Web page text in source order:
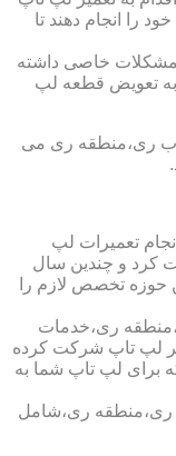
را انجام دهند تا
مشکلات خاصی داشته
به تعویض قطعه لپ
ری،منطقه ری می
تعمیرات لپ
کرد و چندین سال
حوزه تخصص لازم را
ری،خدمات
لپ تاپ شرکت کرده
که برای لپ تاپ شما به
ری،منطقه ری،شامل